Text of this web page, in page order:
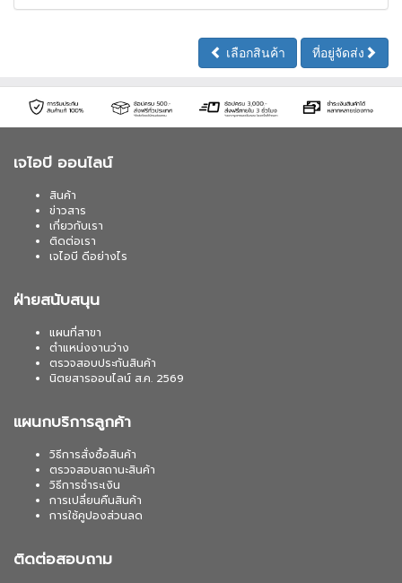
เลือกสินค้า ที่อยู่จัดส่ง
เจไอบี ออนไลน์
สินค้า
ข่าวสาร
เกี่ยวกับเรา
ติดต่อเรา
เจไอบี ดีอย่างไร
ฝ่ายสนับสนุน
แผนที่สาขา
ตำแหน่งงานว่าง
ตรวจสอบประกันสินค้า
นิตยสารออนไลน์ ส.ค. 2569
แผนกบริการลูกค้า
วิธีการสั่งซื้อสินค้า
ตรวจสอบสถานะสินค้า
วิธีการชำระเงิน
การเปลี่ยนคืนสินค้า
การใช้คูปองส่วนลด
ติดต่อสอบถาม